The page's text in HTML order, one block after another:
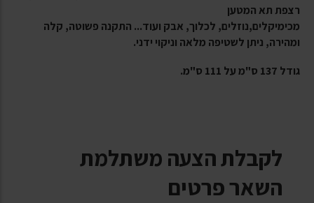
רצפת תא המטען
מכימיקלים,נוזלים, לכלוך, אבק ועוד... התקנה פשוטה, קלה
ומהירה, ניתן לשטיפה מלאה וניקוי ידני.
גודל 137 ס"מ על 111 ס"מ.
לקבלת הצעה משתלמת
השאר פרטים